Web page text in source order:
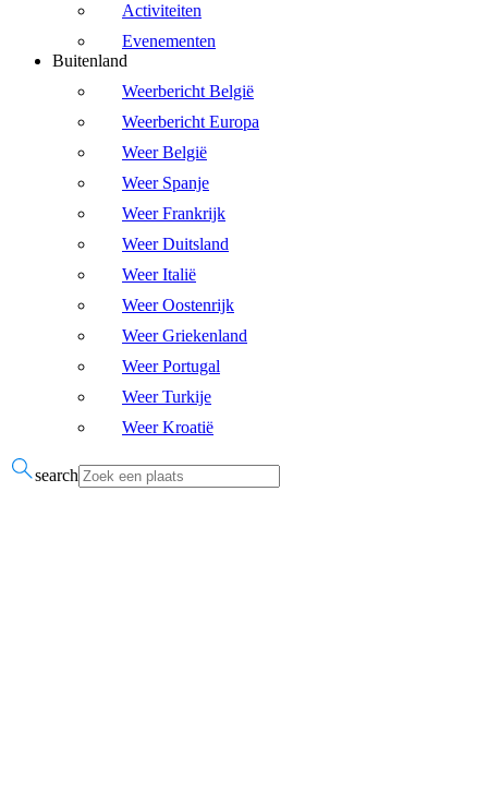
Activiteiten
Evenementen
Buitenland
Weerbericht België
Weerbericht Europa
Weer België
Weer Spanje
Weer Frankrijk
Weer Duitsland
Weer Italië
Weer Oostenrijk
Weer Griekenland
Weer Portugal
Weer Turkije
Weer Kroatië
search